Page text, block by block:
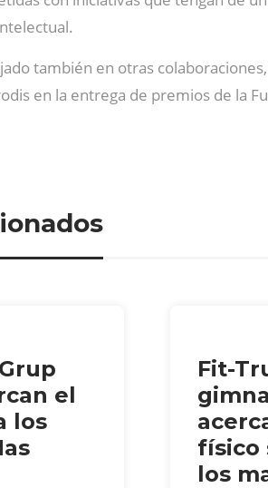
también en otras
en la entrega de premios de la
el
los
Fit-
físico
los